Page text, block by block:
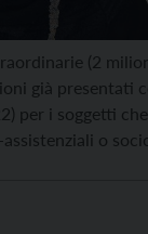
(2
già presentati
per i soggetti che
o